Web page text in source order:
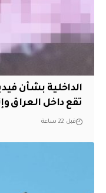
الداخلية بشأن
تقع داخل العراق
قبل 22 ساعة